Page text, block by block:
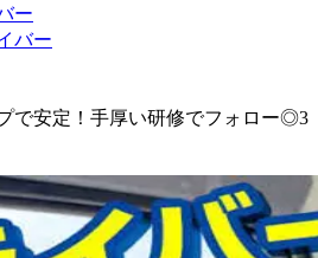
ー
バー
で安定！手厚い研修でフォロー◎3